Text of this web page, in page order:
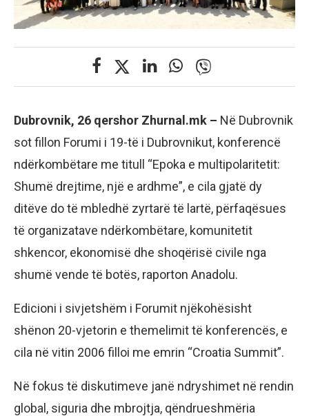
Dubrovnik, 26 qershor Zhurnal.mk – Në Dubrovnik
sot fillon Forumi i 19-të i Dubrovnikut, konferencë
ndërkombëtare me titull “Epoka e multipolaritetit:
Shumë drejtime, një e ardhme”, e cila gjatë dy
ditëve do të mbledhë zyrtarë të lartë, përfaqësues
të organizatave ndërkombëtare, komunitetit
shkencor, ekonomisë dhe shoqërisë civile nga
shumë vende të botës, raporton Anadolu.
Edicioni i sivjetshëm i Forumit njëkohësisht
shënon 20-vjetorin e themelimit të konferencës, e
cila në vitin 2006 filloi me emrin “Croatia Summit”.
Në fokus të diskutimeve janë ndryshimet në rendin
global, siguria dhe mbrojtja, qëndrueshmëria